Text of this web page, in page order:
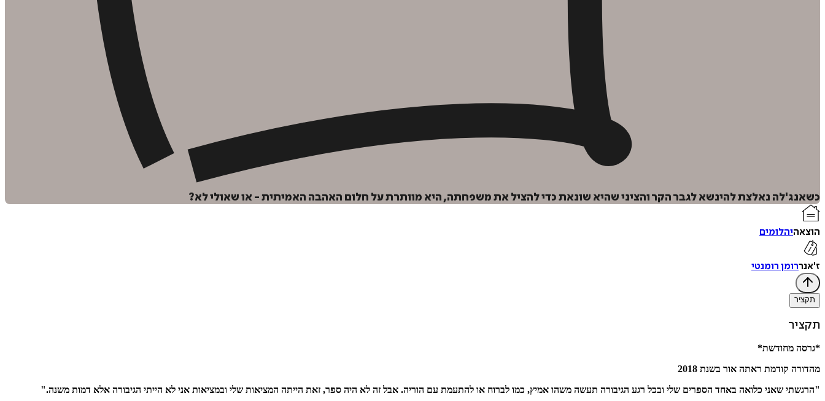
כשאנג'לה נאלצת להינשא לגבר הקר והציני שהיא שונאת כדי להציל את משפחתה, היא מוותרת על חלום האהבה האמיתית - או שאולי לא?
הוצאהיהלומים
ז'אנררומן רומנטי
תקציר
תקציר
*גרסה מחודשת*
מהדורה קודמת ראתה אור בשנת 2018
"הרגשתי שאני כלואה באחד הספרים שלי ובכל רגע הגיבורה תעשה משהו אמיץ, כמו לברוח או להתעמת עם הוריה. אבל זה לא היה ספר, זאת הייתה המציאות שלי ובמציאות אני לא הייתי הגיבורה אלא דמות משנה."